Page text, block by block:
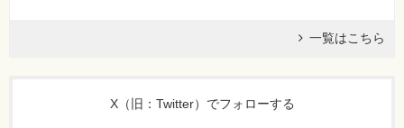
守衛室の感知器と機器収容箱を結ぶ配線の条数：記載無し
一覧はこちら
X（旧：Twitter）でフォローする